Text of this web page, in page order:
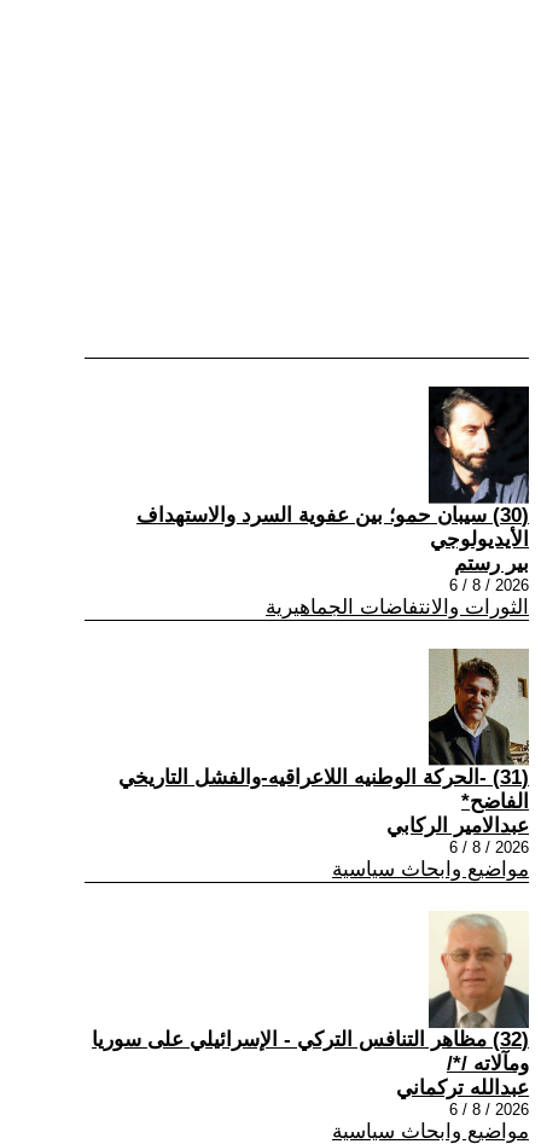
(30) سيبان حمو؛ بين عفوية السرد والاستهداف
الأيديولوجي
بير رستم
2026 / 8 / 6
الثورات والانتفاضات الجماهيرية
(31) -الحركة الوطنيه اللاعراقيه-والفشل التاريخي
الفاضح*
عبدالامير الركابي
2026 / 8 / 6
مواضيع وابحاث سياسية
(32) مظاهر التنافس التركي - الإسرائيلي على سوريا
ومآلاته /*/
عبدالله تركماني
2026 / 8 / 6
مواضيع وابحاث سياسية